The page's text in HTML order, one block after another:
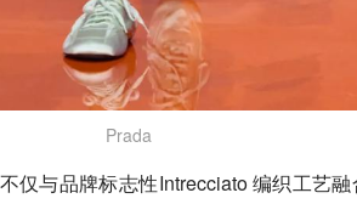
Prada
仅与品牌标志性Intrecciato 编织工艺